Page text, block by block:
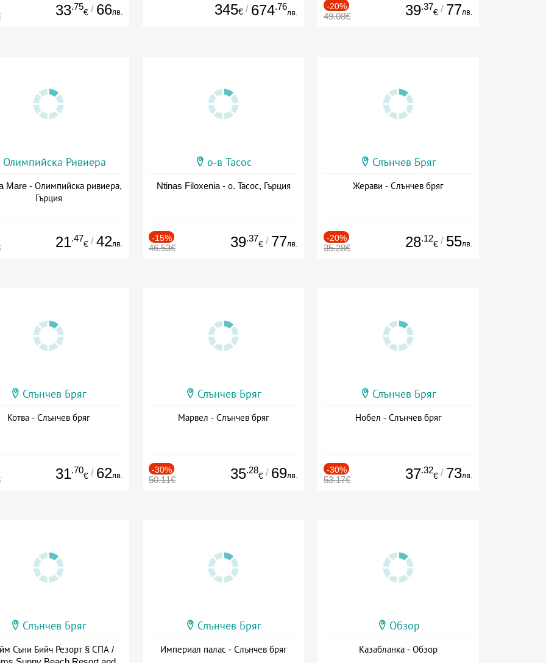
33.75
€ / 66лв. 345€ / 674.76
лв.
-20%
49.08€ 39.37
€ / 77лв.
Олимпийска Ривиера
Mare - Олимпийска ривиера,
Гърция
21.47
€ / 42лв.
о-в Тасос
Ntinas Filoxenia - о. Тасос, Гърция
-15%
46.53€ 39.37
€ / 77лв.
Слънчев Бряг
Жерави - Слънчев бряг
-20%
35.28€ 28.12
€ / 55лв.
Слънчев Бряг
Котва - Слънчев бряг
31.70
€ / 62лв.
Слънчев Бряг
Марвел - Слънчев бряг
-30%
50.11€ 35.28
€ / 69лв.
Слънчев Бряг
Нобел - Слънчев бряг
-30%
53.17€ 37.32
€ / 73лв.
Слънчев Бряг
Съни Бийч Резорт § СПА /
Слънчев Бряг
Империал палас - Слънчев бряг
Обзор
Казабланка - Обзор